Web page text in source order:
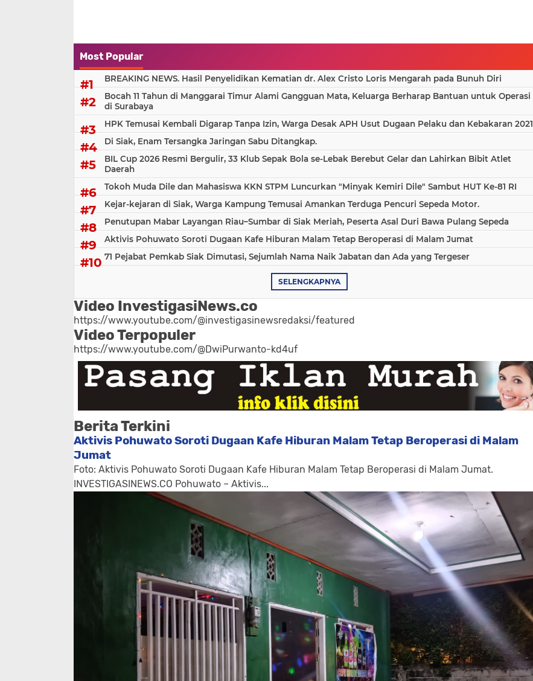
Most Popular
BREAKING NEWS. Hasil Penyelidikan Kematian dr. Alex Cristo Loris Mengarah pada Bunuh Diri
Bocah 11 Tahun di Manggarai Timur Alami Gangguan Mata, Keluarga Berharap Bantuan untuk Operasi
di Surabaya
HPK Temusai Kembali Digarap Tanpa Izin, Warga Desak APH Usut Dugaan Pelaku dan Kebakaran 2021
Di Siak, Enam Tersangka Jaringan Sabu Ditangkap.
BIL Cup 2026 Resmi Bergulir, 33 Klub Sepak Bola se-Lebak Berebut Gelar dan Lahirkan Bibit Atlet
Daerah
Tokoh Muda Dile dan Mahasiswa KKN STPM Luncurkan "Minyak Kemiri Dile" Sambut HUT Ke-81 RI
Kejar-kejaran di Siak, Warga Kampung Temusai Amankan Terduga Pencuri Sepeda Motor.
Penutupan Mabar Layangan Riau–Sumbar di Siak Meriah, Peserta Asal Duri Bawa Pulang Sepeda
Aktivis Pohuwato Soroti Dugaan Kafe Hiburan Malam Tetap Beroperasi di Malam Jumat
71 Pejabat Pemkab Siak Dimutasi, Sejumlah Nama Naik Jabatan dan Ada yang Tergeser
SELENGKAPNYA
Video InvestigasiNews.co
https://www.youtube.com/@investigasinewsredaksi/featured
Video Terpopuler
https://www.youtube.com/@DwiPurwanto-kd4uf
Berita Terkini
Aktivis Pohuwato Soroti Dugaan Kafe Hiburan Malam Tetap Beroperasi di Malam
Jumat
Foto: Aktivis Pohuwato Soroti Dugaan Kafe Hiburan Malam Tetap Beroperasi di Malam Jumat.
INVESTIGASINEWS.CO Pohuwato – Aktivis...